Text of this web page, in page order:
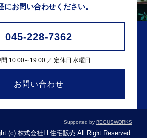
にお問い合わせください。
045-228-7362
10:00～19:00 ／ 定休日 水曜日
お問い合わせ
Supported by REGUSWORKS
(c) 株式会社LL住宅販売 All Right Reserved.